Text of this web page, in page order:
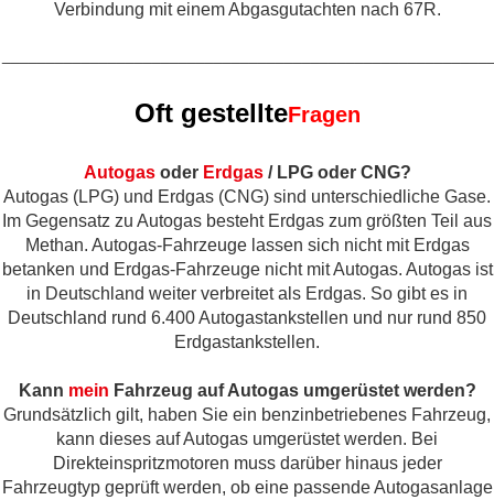
Verbindung mit einem Abgasgutachten nach 67R.
Oft gestellteFragen
Autogasoder Erdgas/ LPG oder CNG?
Autogas (LPG) und Erdgas (CNG) sind unterschiedliche Gase.
Im Gegensatz zu Autogas besteht Erdgas zum größten Teil aus
Methan. Autogas-Fahrzeuge lassen sich nicht mit Erdgas
betanken und Erdgas-Fahrzeuge nicht mit Autogas. Autogas ist
in Deutschland weiter verbreitet als Erdgas. So gibt es in
Deutschland rund 6.400 Autogastankstellen und nur rund 850
Erdgastankstellen.
Kann mein Fahrzeug auf Autogas umgerüstet werden?
Grundsätzlich gilt, haben Sie ein benzinbetriebenes Fahrzeug,
kann dieses auf Autogas umgerüstet werden. Bei
Direkteinspritzmotoren muss darüber hinaus jeder
Fahrzeugtyp geprüft werden, ob eine passende Autogasanlage